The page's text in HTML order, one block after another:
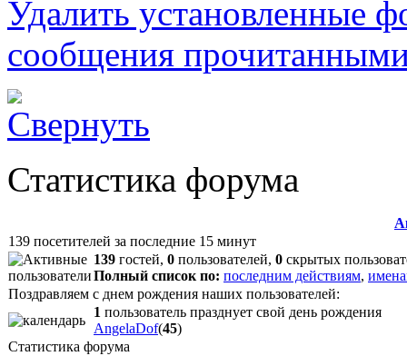
Удалить установленные
сообщения
Статистика форума
139 посетителей за последние 15 минут
139 гостей, 0 пользователей, 0 скрытых
Полный список по: последним действиям,
Поздравляем с днем рождения наших пользователей:
1 пользователь празднует свой день рождения
AngelaDof(45)
Статистика форума